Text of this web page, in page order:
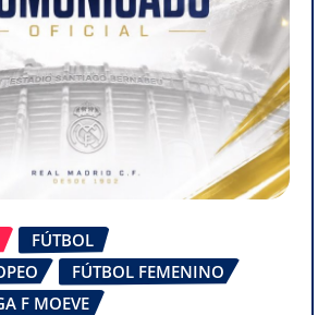
FÚTBOL
FÚTBOL FEMENINO
F MOEVE